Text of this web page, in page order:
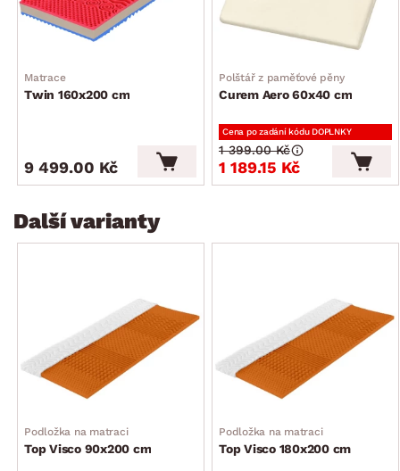
Matrace
Twin 160x200 cm
9 499.00 Kč
Polštář z paměťové pěny
Curem Aero 60x40 cm
Cena po zadání kódu DOPLNKY
1 189.15 Kč
1 399.00 Kč
Další varianty
Podložka na matraci
Top Visco 90x200 cm
Podložka na matraci
Top Visco 180x200 cm